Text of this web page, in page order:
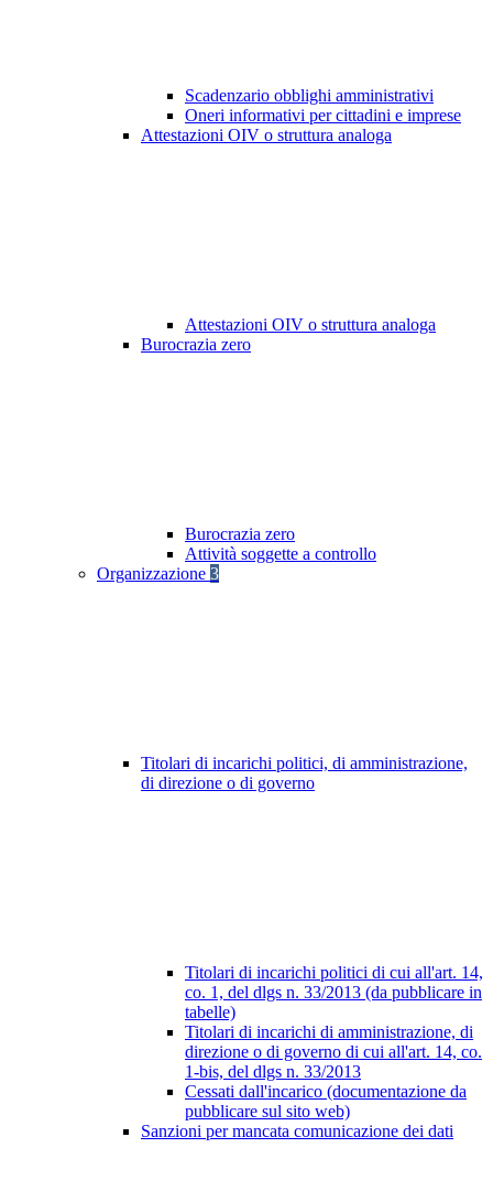
Scadenzario obblighi amministrativi
Oneri informativi per cittadini e imprese
Attestazioni OIV o struttura analoga
Attestazioni OIV o struttura analoga
Burocrazia zero
Burocrazia zero
Attività soggette a controllo
Organizzazione 3
Titolari di incarichi politici, di amministrazione,
di direzione o di governo
Titolari di incarichi politici di cui all'art. 14,
co. 1, del dlgs n. 33/2013 (da pubblicare in
tabelle)
Titolari di incarichi di amministrazione, di
direzione o di governo di cui all'art. 14, co.
1-bis, del dlgs n. 33/2013
Cessati dall'incarico (documentazione da
pubblicare sul sito web)
Sanzioni per mancata comunicazione dei dati